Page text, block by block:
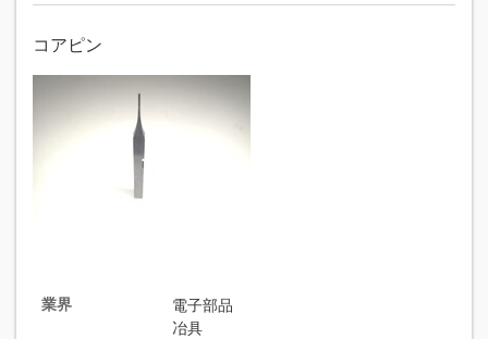
コアピン
業界
電子部品
冶具